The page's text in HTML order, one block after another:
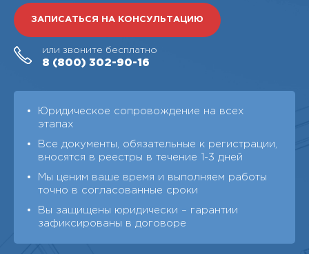
ЗАПИСАТЬСЯ НА КОНСУЛЬТАЦИЮ
или звоните бесплатно
8 (800) 302-90-16
Юридическое сопровождение на всех
этапах
Все документы, обязательные к регистрации,
вносятся в реестры в течение 1-3 дней
Мы ценим ваше время и выполняем работы
точно в согласованные сроки
Вы защищены юридически – гарантии
зафиксированы в договоре